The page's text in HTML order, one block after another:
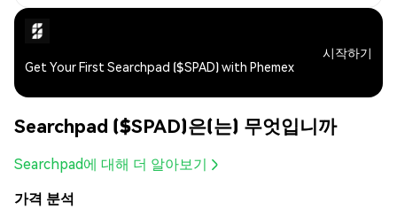
Get Your First Searchpad ($SPAD) with Phemex
시작하기
Searchpad ($SPAD)은(는) 무엇입니까
Searchpad에 대해 더 알아보기
가격 분석